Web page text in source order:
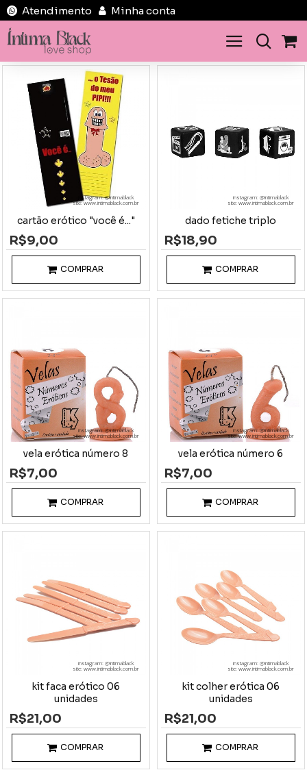
Atendimento Minha conta
instagram: @intimablack
site: www.intimablack.com.br
cartão erótico "você é..."
R$9,00
COMPRAR
instagram: @intimablack
site: www.intimablack.com.br
dado fetiche triplo
R$18,90
COMPRAR
instagram: @intimablack
site: www.intimablack.com.br
vela erótica número 8
R$7,00
COMPRAR
instagram: @intimablack
site: www.intimablack.com.br
vela erótica número 6
R$7,00
COMPRAR
instagram: @intimablack
site: www.intimablack.com.br
kit faca erótico 06
unidades
R$21,00
COMPRAR
instagram: @intimablack
site: www.intimablack.com.br
kit colher erótica 06
unidades
R$21,00
COMPRAR